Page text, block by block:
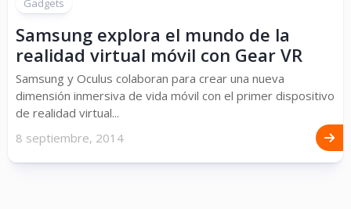
Gadgets
Samsung explora el mundo de la
realidad virtual móvil con Gear VR
Samsung y Oculus colaboran para crear una nueva
dimensión inmersiva de vida móvil con el primer dispositivo
de realidad virtual...
8 septiembre, 2014